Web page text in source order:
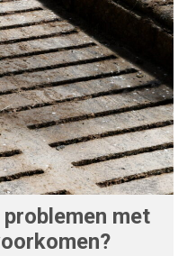
met